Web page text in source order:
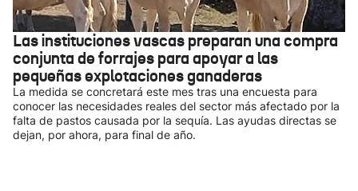
Las instituciones vascas preparan una compra
conjunta de forrajes para apoyar a las
pequeñas explotaciones ganaderas
La medida se concretará este mes tras una encuesta para
conocer las necesidades reales del sector más afectado por la
falta de pastos causada por la sequía. Las ayudas directas se
dejan, por ahora, para final de año.